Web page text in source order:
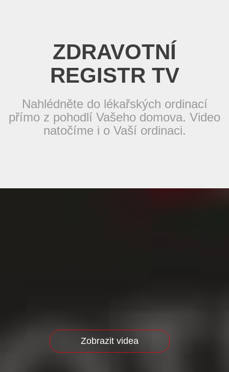
ZDRAVOTNÍ
REGISTR TV
Nahlédněte do lékařských ordinací
přímo z pohodlí Vašeho domova. Video
natočíme i o Vaší ordinaci.
Zobrazit videa